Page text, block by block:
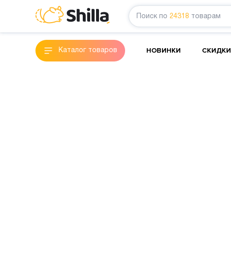
Поиск по 24318 товарам
Каталог товаров НОВИНКИ СКИДКИ